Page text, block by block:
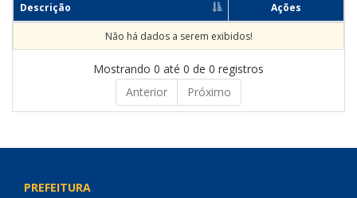
Descrição Ações
Não há dados a serem exibidos!
Mostrando 0 até 0 de 0 registros
Anterior
Próximo
PREFEITURA